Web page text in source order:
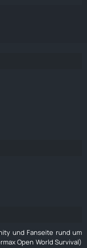
und Fanseite rund um
Open World Survival)